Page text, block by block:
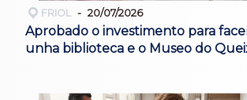
FRIOL 20/07/2026
Aprobado o investimento para
unha biblioteca e o Museo do